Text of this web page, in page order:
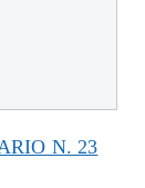
N. 23